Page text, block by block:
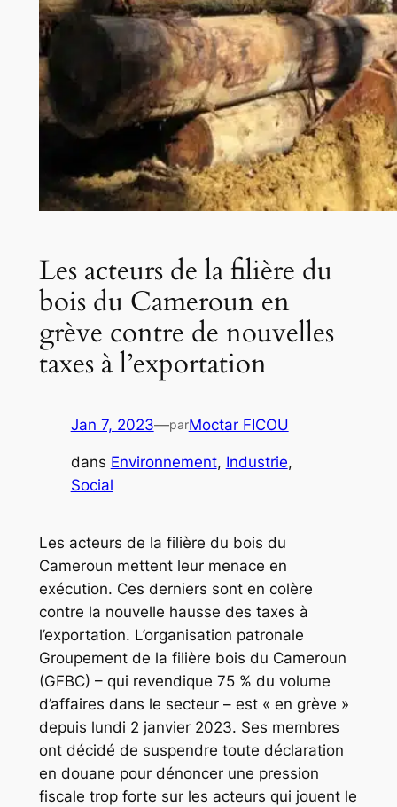
Les acteurs de la filière du
bois du Cameroun en
grève contre de nouvelles
taxes à l’exportation
Jan 7, 2023—parMoctar FICOU
dans Environnement, Industrie
Social
Les acteurs de la filière du bois du
Cameroun mettent leur menace en
exécution. Ces derniers sont en colère
contre la nouvelle hausse des taxes à
l’exportation. L’organisation patronale
Groupement de la filière bois du Cameroun
(GFBC) – qui revendique 75 % du volume
d’affaires dans le secteur – est « en grève »
depuis lundi 2 janvier 2023. Ses membres
ont décidé de suspendre toute déclaration
en douane pour dénoncer une pression
fiscale trop forte sur les acteurs qui jouent le